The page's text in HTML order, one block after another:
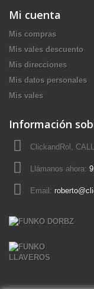
Mi cuenta
Mis compras
Mis vales descuento
Mis direcciones
Mis datos personales
Mis vales
Información
ClickandRol,
Llámanos ahora:
Email: